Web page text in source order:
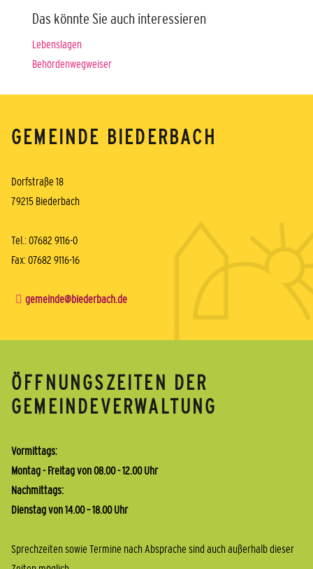
Das könnte Sie auch interessieren
Lebenslagen
Behördenwegweiser
GEMEINDE BIEDERBACH
Dorfstraße 18
79215 Biederbach
Tel.: 07682 9116-0
Fax: 07682 9116-16
gemeinde@biederbach.de
ÖFFNUNGSZEITEN DER
GEMEINDEVERWALTUNG
Vormittags:
Montag - Freitag von 08.00 - 12.00 Uhr
Nachmittags:
Dienstag von 14.00 – 18.00 Uhr
Sprechzeiten sowie Termine nach Absprache sind auch außerhalb dieser